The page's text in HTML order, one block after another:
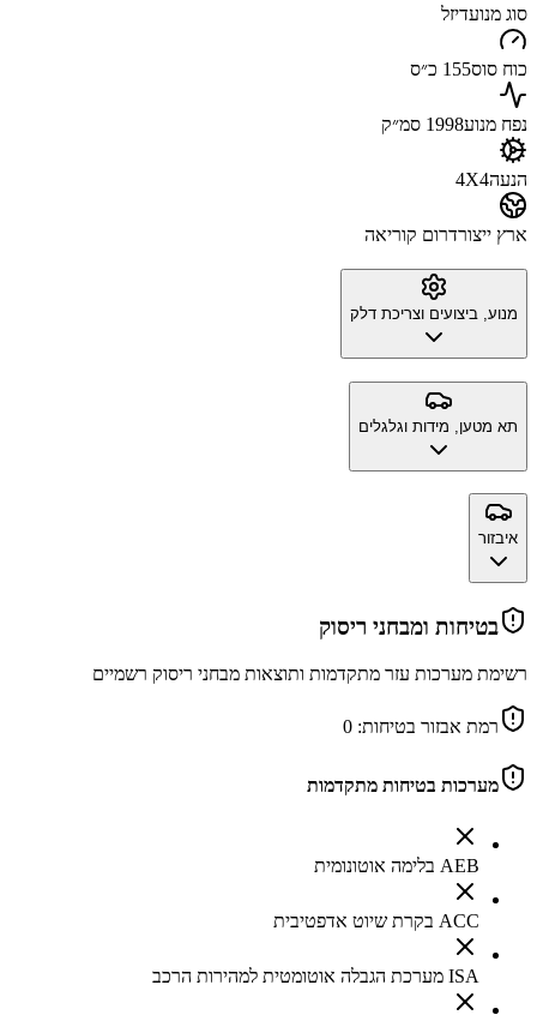
סוג מנועדיזל
כוח סוס155 כ״ס
נפח מנוע1998 סמ״ק
הנעה4X4
ארץ ייצורדרום קוריאה
מנוע, ביצועים וצריכת דלק
תא מטען, מידות וגלגלים
איבזור
בטיחות ומבחני ריסוק
רשימת מערכות עזר מתקדמות ותוצאות מבחני ריסוק רשמיים
רמת אבזור בטיחות: 0
מערכות בטיחות מתקדמות
AEB בלימה אוטונומית
ACC בקרת שיוט אדפטיבית
ISA מערכת הגבלה אוטומטית למהירות הרכב